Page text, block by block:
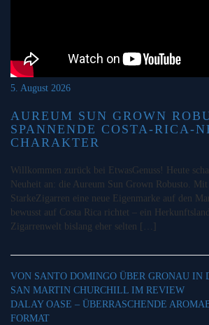
5. August 2026
AUREUM SUN GROWN
SPANNENDE COSTA-RICA-
CHARAKTER
Willkommen zurück bei EtwasGenuss! Heute
Neuheit an: die Aureum Sun Grown Robusto.
StarkeZigarren eine neue Eigenmarke auf den
bewusst auf Costa Rica richtet – ein
Zigarrenwelt bislang eher selten […]
VON SANTO DOMINGO ÜBER GRONAU IN
SAN MARTIN CHURCHILL IM REVIEW
DALAY OASE – ÜBERRASCHENDE
FORMAT